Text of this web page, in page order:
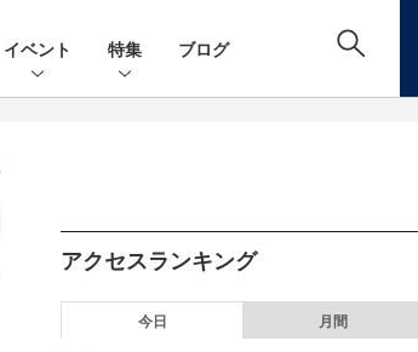
イベント 特集 ブログ
アクセスランキング
今日 月間